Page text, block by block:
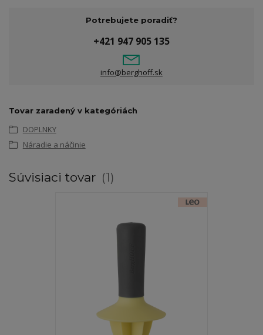
Potrebujete poradiť?
+421 947 905 135
info@berghoff.sk
Tovar zaradený v kategóriách
DOPLNKY
Náradie a náčinie
Súvisiaci tovar 1